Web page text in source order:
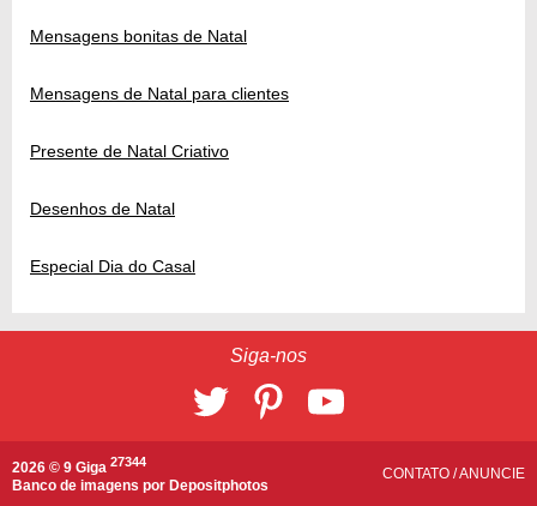
Mensagens bonitas de Natal
Mensagens de Natal para clientes
Presente de Natal Criativo
Desenhos de Natal
Especial Dia do Casal
Siga-nos
2026 © 9 Giga 27344
Banco de imagens por Depositphotos
CONTATO /ANUNCIE